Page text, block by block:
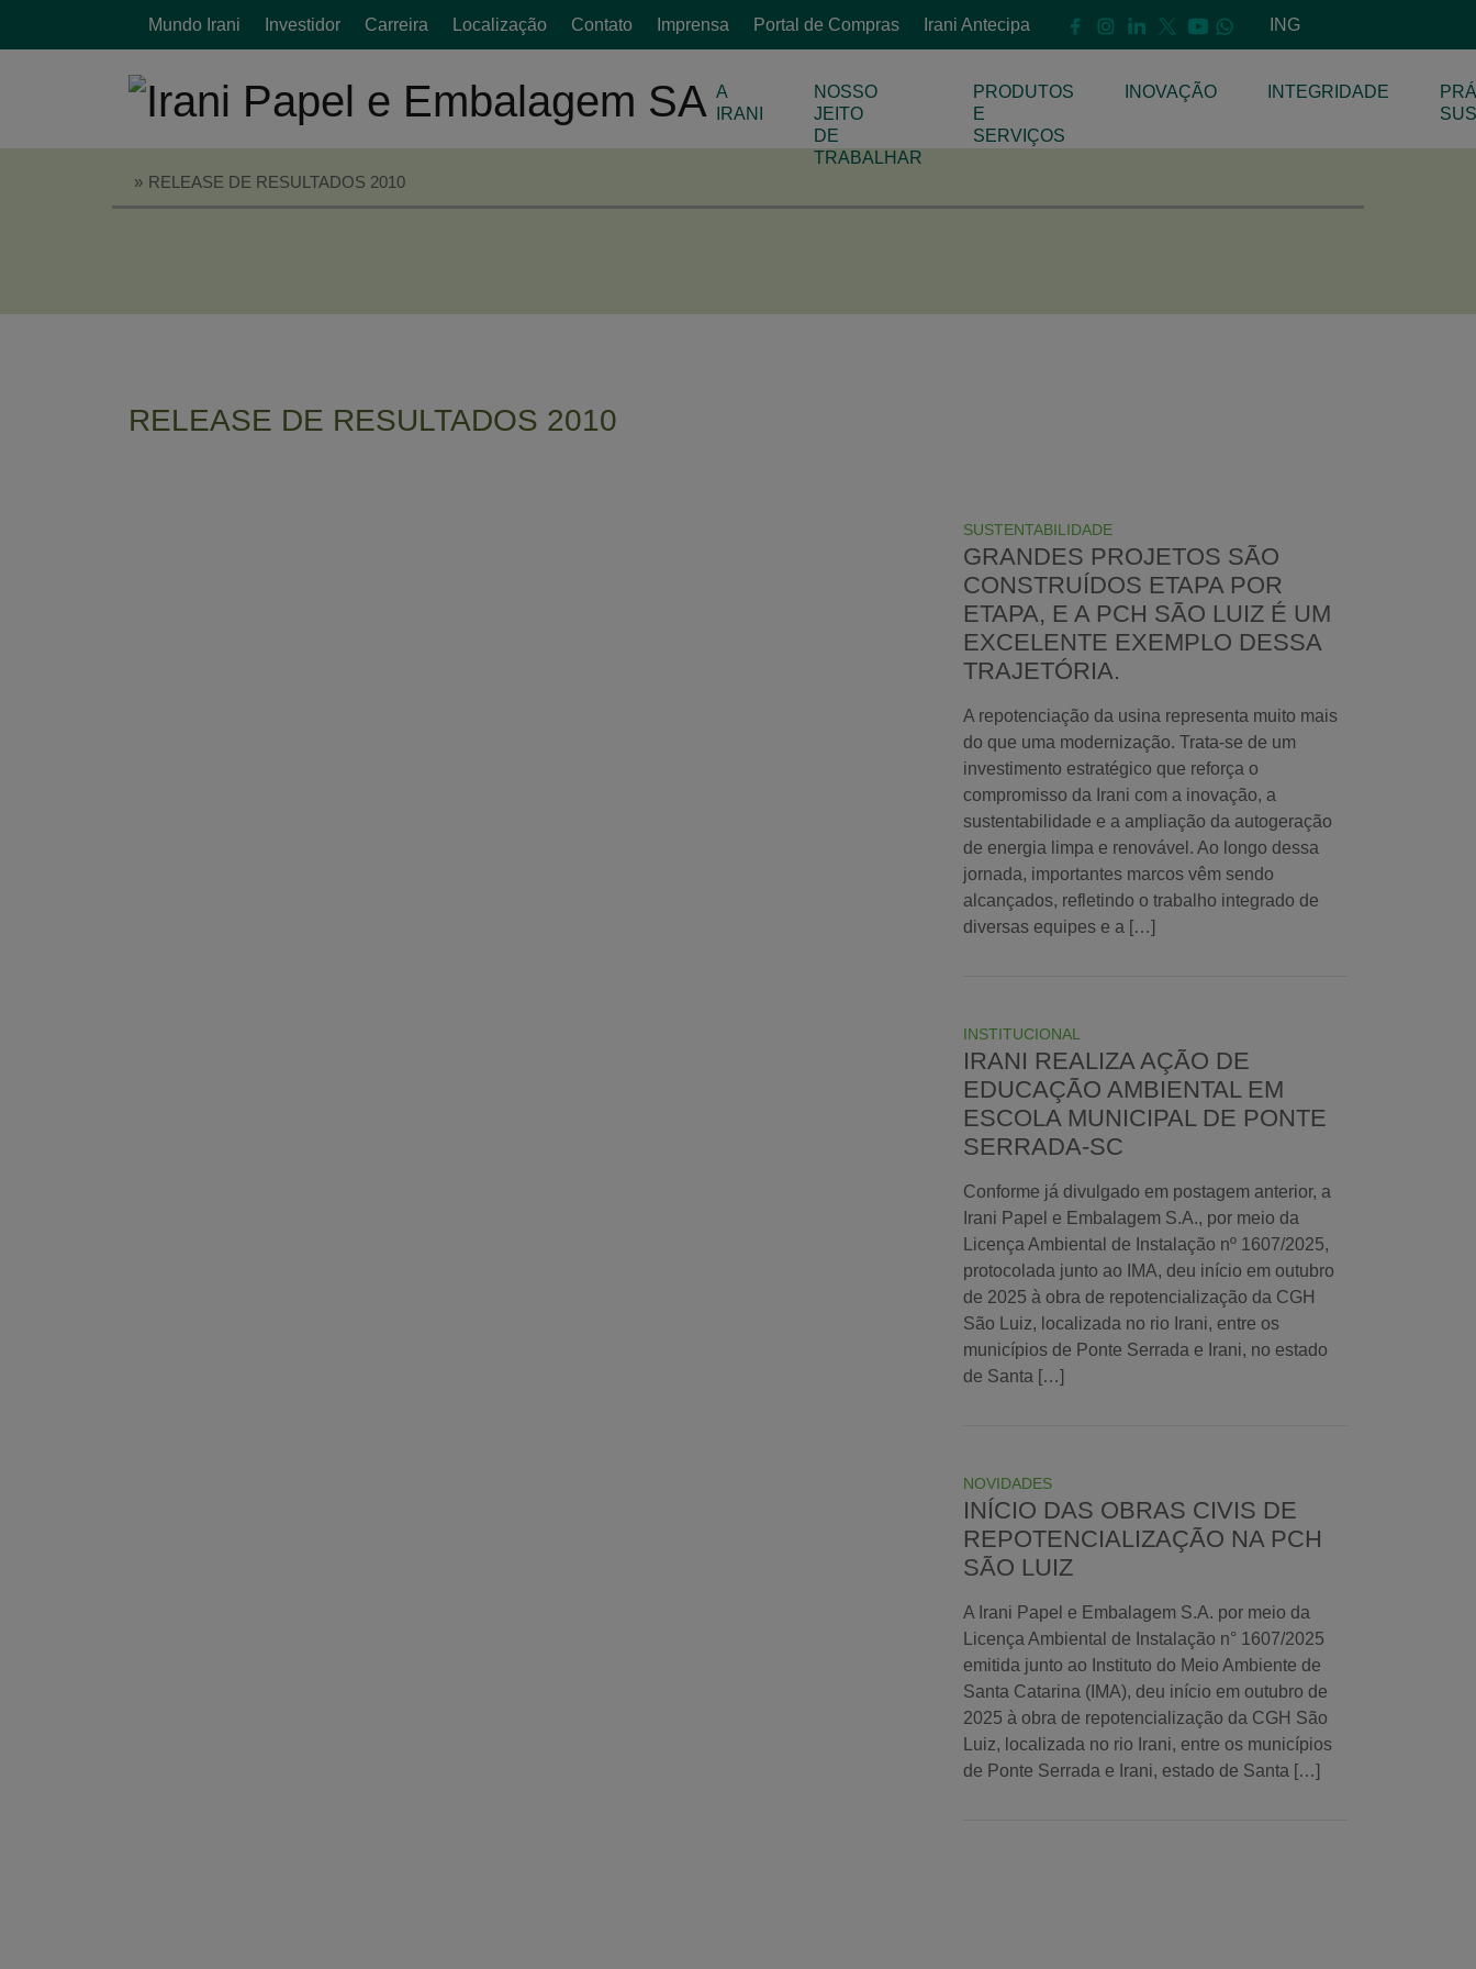
Mundo Irani Investidor Carreira Localização Contato Imprensa Portal de Compras Irani Antecipa ING
ESP
A
IRANI
NOSSO
JEITO
DE
TRABALHAR
PRODUTOS
E
SERVIÇOS
INOVAÇÃO INTEGRIDADE
» RELEASE DE RESULTADOS 2010
RELEASE DE RESULTADOS 2010
SUSTENTABILIDADE
GRANDES PROJETOS SÃO
CONSTRUÍDOS ETAPA POR
ETAPA, E A PCH SÃO LUIZ É UM
EXCELENTE EXEMPLO DESSA
TRAJETÓRIA.
A repotenciação da usina representa muito mais
do que uma modernização. Trata-se de um
investimento estratégico que reforça o
compromisso da Irani com a inovação, a
sustentabilidade e a ampliação da autogeração
de energia limpa e renovável. Ao longo dessa
jornada, importantes marcos vêm sendo
alcançados, refletindo o trabalho integrado de
diversas equipes e a […]
INSTITUCIONAL
IRANI REALIZA AÇÃO DE
EDUCAÇÃO AMBIENTAL EM
ESCOLA MUNICIPAL DE PONTE
SERRADA-SC
Conforme já divulgado em postagem anterior, a
Irani Papel e Embalagem S.A., por meio da
Licença Ambiental de Instalação nº 1607/2025,
protocolada junto ao IMA, deu início em outubro
de 2025 à obra de repotencialização da CGH
São Luiz, localizada no rio Irani, entre os
municípios de Ponte Serrada e Irani, no estado
de Santa […]
NOVIDADES
INÍCIO DAS OBRAS CIVIS DE
REPOTENCIALIZAÇÃO NA PCH
SÃO LUIZ
A Irani Papel e Embalagem S.A. por meio da
Licença Ambiental de Instalação n° 1607/2025
emitida junto ao Instituto do Meio Ambiente de
Santa Catarina (IMA), deu início em outubro de
2025 à obra de repotencialização da CGH São
Luiz, localizada no rio Irani, entre os municípios
de Ponte Serrada e Irani, estado de Santa […]